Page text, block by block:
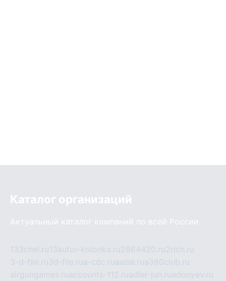
Каталог организаций
Актуальный каталог компаний по всей России
133chel.ru13autor-kolonka.ru2864420.ru2rich.ru
3-d-file.ru3d-file.rua-cdc.ruaalse.rua380club.ru
airgungames.ruaccounts-112.ruadler-jun.ruadonyev.ru